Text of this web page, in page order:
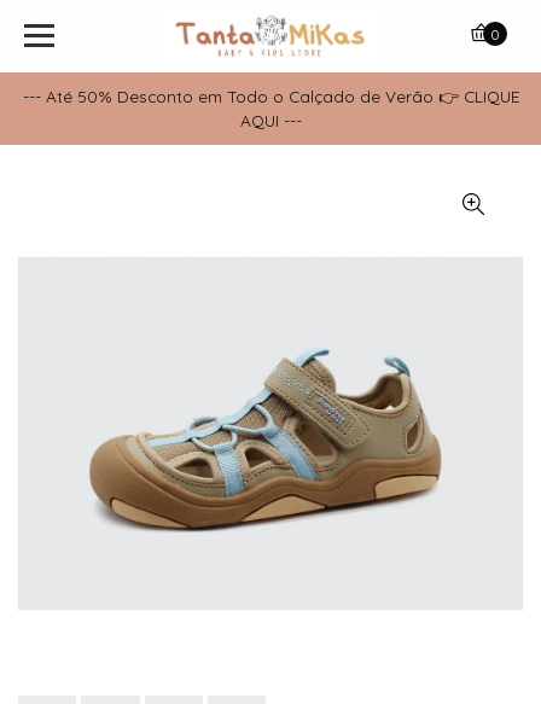
--- Até 50% Desconto em Todo o Calçado de Verão 👉 CLIQUE
AQUI ---
0